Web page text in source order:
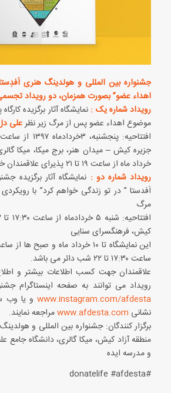
جشنواره بین المللی و هولدینگ هنری
اهداء عضو” بصورت همزمان، دو رویداد تجسمی
رویداد شماره یک : نمایشگاه آثار برگزیده
موضوع اهداء عضو پس از مرگ زیر نظرعلی
خرداد ماه از ساعت ۱۹ تا ۲۱ پذیرای علاقمندان خواهد بود.
رویداد شماره دو : نمایشگاه آثار برگزیده
اَفدستا ” در تو زندگی خواهم کرد” با
مرگ
کیش، فرهنگسرای سنایی
ساعت ۱۷:۳۰ تا ۲۲ شب دائر می باشد.
علاقمندان جهت کسب اطلاعات بیشتر و
رویداد می توانند به صفحه اینستاگرام
www.instagram.com/afdestaو یا وب
نشانی www.afdesta.comمراجعه نمایند.
برگزار کنندگان: جشنواره بین المللی و
منطقه آزاد کیش، میکا گالری، دانشگاه جامع
و مدرسه ایده
#donatelife #afdesta